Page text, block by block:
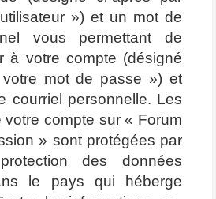
») et un mot de
vous permettant de
à votre compte (désigné
mot de passe ») et
courriel personnelle. Les
votre compte sur « Forum
» sont protégées par
des données
le pays qui héberge